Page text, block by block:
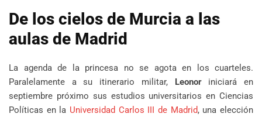
De los cielos de Murcia a las
aulas de Madrid
La agenda de la princesa no se agota en los cuarteles.
Paralelamente a su itinerario militar, Leonoriniciará en
septiembre próximo sus estudios universitarios en Ciencias
Políticas en la Universidad Carlos III de Madrid, una elección